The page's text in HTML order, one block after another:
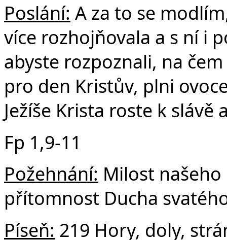
Poslání: A za to se
více rozhojňovala a s ní i
abyste rozpoznali, na
pro den Kristův, plni
Ježíše Krista roste k slávě
Fp 1,9-11
Požehnání: Milost našeho
přítomnost Ducha
Píseň: 219 Hory, doly,